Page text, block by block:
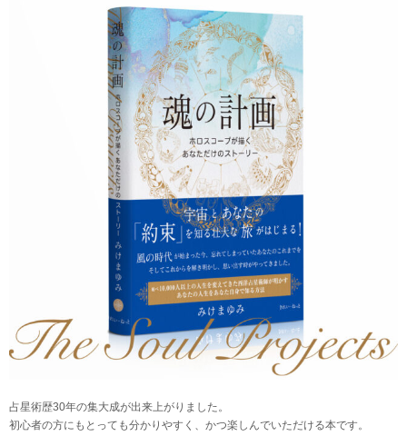
占星術歴30年の集大成が出来上がりました。
初心者の方にもとっても分かりやすく、かつ楽しんでいただける本です。